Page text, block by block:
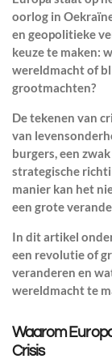
oorlog in
en geopolitieke
keuze te maken:
wereldmacht of
grootmachten?
De tekenen van
van
burgers, een
strategische
manier kan het
een grote
In dit artikel
een revolutie of
veranderen en
wereldmacht te
Waarom
Crisis